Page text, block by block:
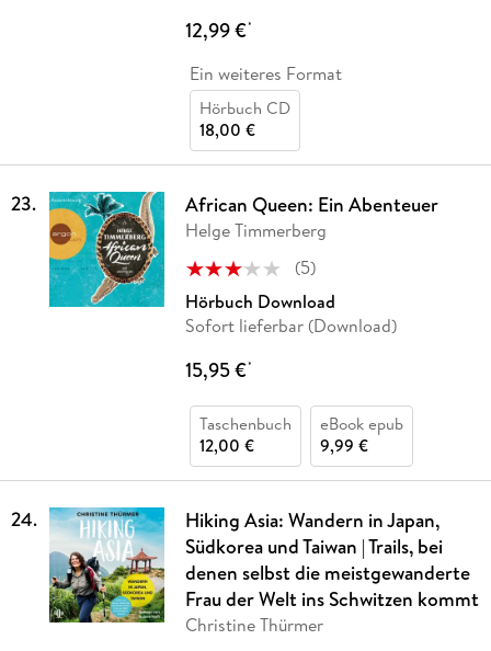
12,99 €*
Ein weiteres Format
Hörbuch CD
18,00 €
23. African Queen: Ein Abenteuer
Helge Timmerberg
(5)
Hörbuch Download
Sofort lieferbar (Download)
15,95 €*
Taschenbuch
12,00 €
eBook epub
9,99 €
24.
Hiking Asia: Wandern in Japan,
Südkorea und Taiwan | Trails, bei
denen selbst die meistgewanderte
Frau der Welt ins Schwitzen kommt
Christine Thürmer